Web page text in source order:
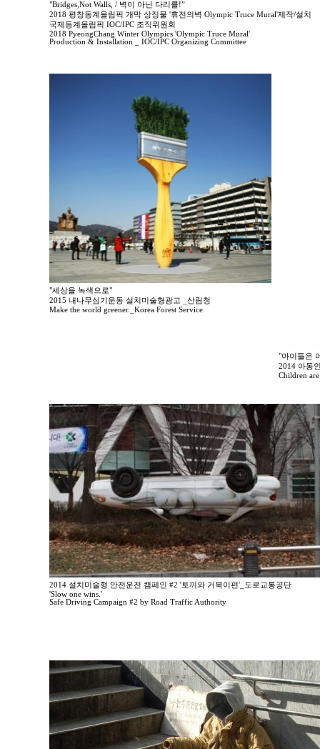
"Bridges,Not Walls, / 벽이 아닌 다리를!”
2018 평창동계올림픽 개막 상징물 '휴전의벽 Olympic Truce Mural'제작/설치
국제동계올림픽 IOC/IPC 조직위원회
2018 PyeongChang Winter Olympics 'Olympic Truce Mural'
Production & Installation _ IOC/IPC Organizing Committee
"세상을 녹색으로"
2015 내나무심기운동 설치미술형광고 _산림청
Make the world greener._Korea Forest Service
"아이들은
2014 아동
Children
2014 설치미술형 안전운전 캠페인 #2 '토끼와 거북이편'_도로교통공단
'Slow one wins.'
Safe Driving Campaign #2 by Road Traffic Authority